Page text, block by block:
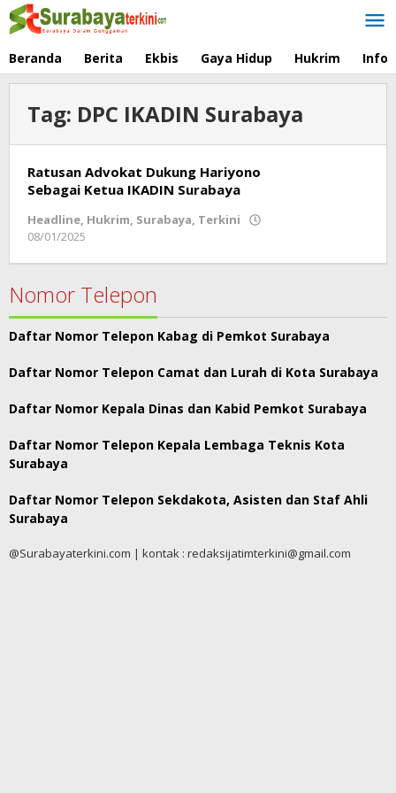
Lewati
ke
Beranda Berita Ekbis Gaya Hidup Hukrim Info
Tag: DPC IKADIN Surabaya
Ratusan Advokat Dukung Hariyono
Sebagai Ketua IKADIN Surabaya
Headline, Hukrim, Surabaya, Terkini
08/01/2025
Nomor Telepon
Daftar Nomor Telepon Kabag di Pemkot Surabaya
Daftar Nomor Telepon Camat dan Lurah di Kota Surabaya
Daftar Nomor Kepala Dinas dan Kabid Pemkot Surabaya
Daftar Nomor Telepon Kepala Lembaga Teknis Kota
Surabaya
Daftar Nomor Telepon Sekdakota, Asisten dan Staf Ahli
Surabaya
@Surabayaterkini.com | kontak : redaksijatimterkini@gmail.com